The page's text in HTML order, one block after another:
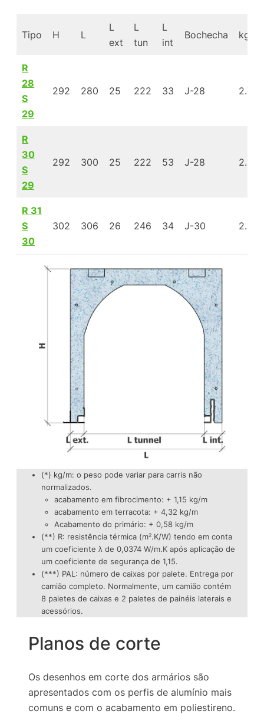
Tipo H L
L
ext
L
tun
L
int
Bochecha kg/
R
28
S
29
292 280 25 222 33 J-28 2.75
R
30
S
29
292 300 25 222 53 J-28 2.43
R 31
S
30
302 306 26 246 34 J-30 2.51
(*) kg/m: o peso pode variar para carris não
normalizados.
acabamento em fibrocimento: + 1,15 kg/m
acabamento em terracota: + 4,32 kg/m
Acabamento do primário: + 0,58 kg/m
(**) R: resistência térmica (m².K/W) tendo em conta
um coeficiente λ de 0,0374 W/m.K após aplicação de
um coeficiente de segurança de 1,15.
(***) PAL: número de caixas por palete. Entrega por
camião completo. Normalmente, um camião contém
8 paletes de caixas e 2 paletes de painéis laterais e
acessórios.
Planos de corte
Os desenhos em corte dos armários são
apresentados com os perfis de alumínio mais
comuns e com o acabamento em poliestireno.